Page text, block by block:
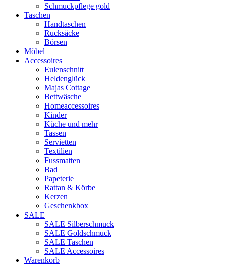
Schmuckpflege gold
Taschen
Handtaschen
Rucksäcke
Börsen
Möbel
Accessoires
Eulenschnitt
Heldenglück
Majas Cottage
Bettwäsche
Homeaccessoires
Kinder
Küche und mehr
Tassen
Servietten
Textilien
Fussmatten
Bad
Papeterie
Rattan & Körbe
Kerzen
Geschenkbox
SALE
SALE Silberschmuck
SALE Goldschmuck
SALE Taschen
SALE Accessoires
Warenkorb